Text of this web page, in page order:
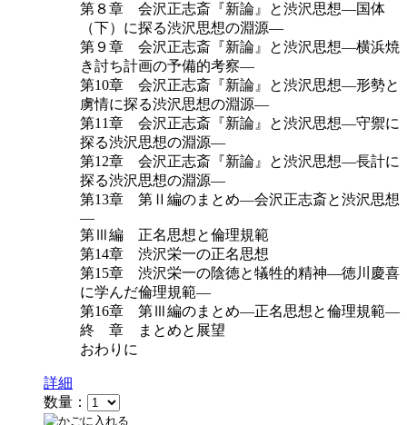
第８章 会沢正志斎『新論』と渋沢思想―国体
（下）に探る渋沢思想の淵源―
第９章 会沢正志斎『新論』と渋沢思想―横浜焼
き討ち計画の予備的考察―
第10章 会沢正志斎『新論』と渋沢思想―形勢と
虜情に探る渋沢思想の淵源―
第11章 会沢正志斎『新論』と渋沢思想―守禦に
探る渋沢思想の淵源―
第12章 会沢正志斎『新論』と渋沢思想―長計に
探る渋沢思想の淵源―
第13章 第Ⅱ編のまとめ―会沢正志斎と渋沢思想
―
第Ⅲ編 正名思想と倫理規範
第14章 渋沢栄一の正名思想
第15章 渋沢栄一の陰徳と犠牲的精神―徳川慶喜
に学んだ倫理規範―
第16章 第Ⅲ編のまとめ―正名思想と倫理規範―
終 章 まとめと展望
おわりに
詳細
数量：